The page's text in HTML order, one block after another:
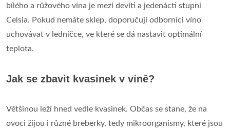
bílého a růžového vína je mezi devíti a jedenácti stupni
Celsia. Pokud nemáte sklep, doporučují odborníci víno
uchovávat v ledničce, ve které se dá nastavit optimální
teplota.
Jak se zbavit kvasinek v víně?
Většinou leží hned vedle kvasinek. Občas se stane, že na
ovoci žijou i různé breberky, tedy mikroorganismy, které jsou